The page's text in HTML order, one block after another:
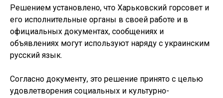
Решением установлено, что Харьковский горсовет и
его исполнительные органы в своей работе и в
официальных документах, сообщениях и
объявлениях могут используют наряду с украинским
русский язык.
Согласно документу, это решение принято с целью
удовлетворения социальных и культурно-